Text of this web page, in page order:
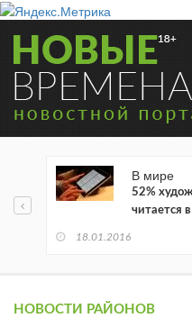
В мире
52%
читается
18.01.2016
НОВОСТИ РАЙОНОВ